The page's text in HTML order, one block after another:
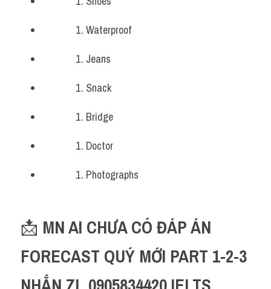
Waterproof
Jeans
Snack
Bridge
Doctor
Photographs
📩 MN AI CHƯA CÓ ĐÁP ÁN
FORECAST QUÝ MỚI PART 1-2-3